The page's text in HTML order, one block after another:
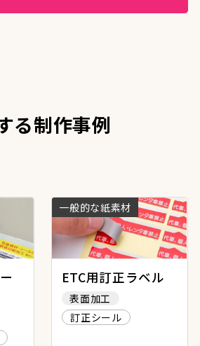
る制作事例
一般的な紙素材
ETC用訂正ラベル
表面加工
訂正シール